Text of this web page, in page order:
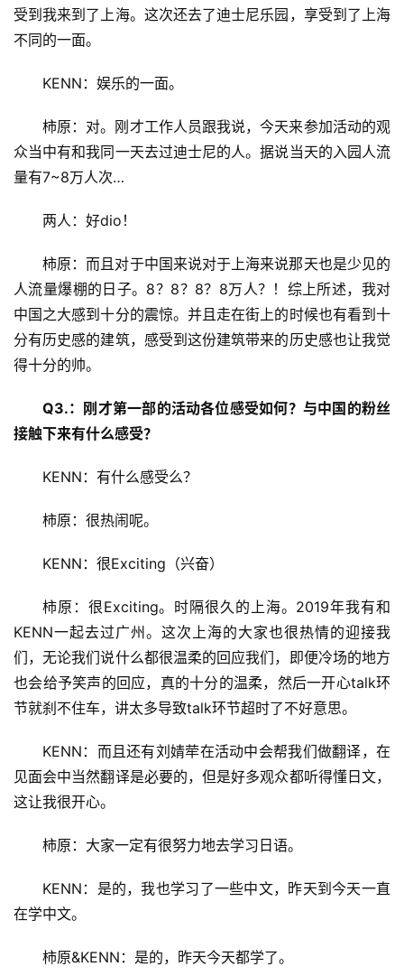
受到我来到了上海。这次还去了迪士尼乐园，享受到了上海
不同的一面。
KENN：娱乐的一面。
柿原：对。刚才工作人员跟我说，今天来参加活动的观
众当中有和我同一天去过迪士尼的人。据说当天的入园人流
量有7~8万人次…
两人：好dio！
柿原：而且对于中国来说对于上海来说那天也是少见的
人流量爆棚的日子。8？8？8？8万人？！综上所述，我对
中国之大感到十分的震惊。并且走在街上的时候也有看到十
分有历史感的建筑，感受到这份建筑带来的历史感也让我觉
得十分的帅。
Q3.：刚才第一部的活动各位感受如何？与中国的粉丝
接触下来有什么感受？
KENN：有什么感受么？
柿原：很热闹呢。
KENN：很Exciting（兴奋）
柿原：很Exciting。时隔很久的上海。2019年我有和
KENN一起去过广州。这次上海的大家也很热情的迎接我
们，无论我们说什么都很温柔的回应我们，即便冷场的地方
也会给予笑声的回应，真的十分的温柔，然后一开心talk环
节就刹不住车，讲太多导致talk环节超时了不好意思。
KENN：而且还有刘婧荦在活动中会帮我们做翻译，在
见面会中当然翻译是必要的，但是好多观众都听得懂日文，
这让我很开心。
柿原：大家一定有很努力地去学习日语。
KENN：是的，我也学习了一些中文，昨天到今天一直
在学中文。
柿原&KENN：是的，昨天今天都学了。